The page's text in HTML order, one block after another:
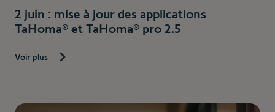
2 juin : mise à jour des applications
TaHoma® et TaHoma® pro 2.5
Voir plus